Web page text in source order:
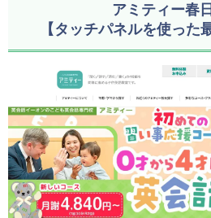
アミティー春
【タッチパネルを使った